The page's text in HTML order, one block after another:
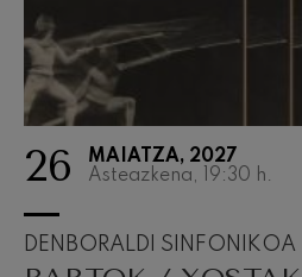
26
MAIATZA, 2027
Asteazkena, 19:30 h.
DENBORALDI SINFONIKOA